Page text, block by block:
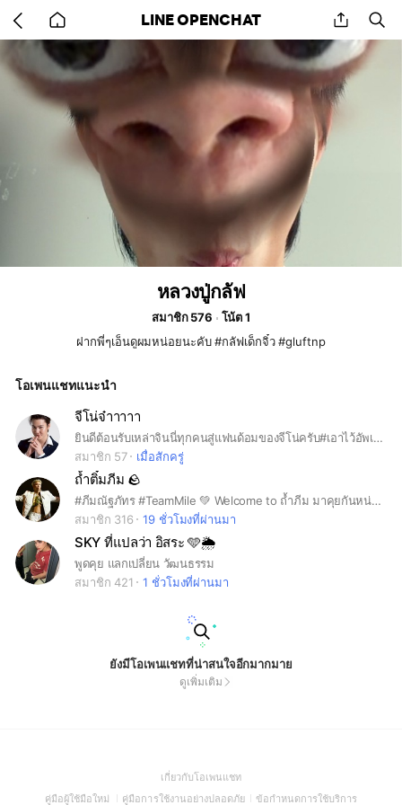
back
to
home
LINE OPENCHAT share
หลวงปู่กลัฟ
สมาชิก 576
โน้ต 1
ฝากพี่ๆเอ็นดูผมหน่อยนะคับ #กลัฟเด็กจิ๋ว #gluftnp
โอเพนแชทแนะนำ
จีโน่จ๋าาาาา
ยินดีต้อนรับเหล่าจินนี่ทุกคนสู่แฟนด้อมของจีโน่ครับ#เอาไว้อัพเดตผลงานของผมครับ#
สมาชิก 57
เมื่อสักครู่
ถ้ำติ๋มภีม 🪨
#ภีมณัฐภัทร #TeamMile 💚 Welcome to ถ้ำภีม มาคุยกันหน่อยทางนี้เหงาสุดๆฮิฮิ 💋
สมาชิก 316
19 ชั่วโมงที่ผ่านมา
SKY ที่แปลว่า อิสระ 🩵🌦️
พูดคุย แลกเปลี่ยน วัฒนธรรม
สมาชิก 421
1 ชั่วโมงที่ผ่านมา
ยังมีโอเพนแชทที่น่าสนใจอีกมากมาย
ดูเพิ่มเติม
เกี่ยวกับโอเพนแชท(Open
in
คู่มือผู้ใช้มือใหม่ (Open
คู่มือการใช้งานอย่างปลอดภัย(Open
ข้อกำหนดการใช้บริการ(Open